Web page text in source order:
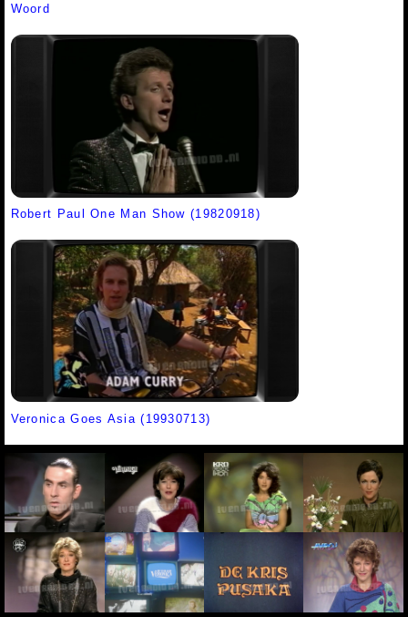
Woord
Robert Paul One Man Show (19820918)
Veronica Goes Asia (19930713)